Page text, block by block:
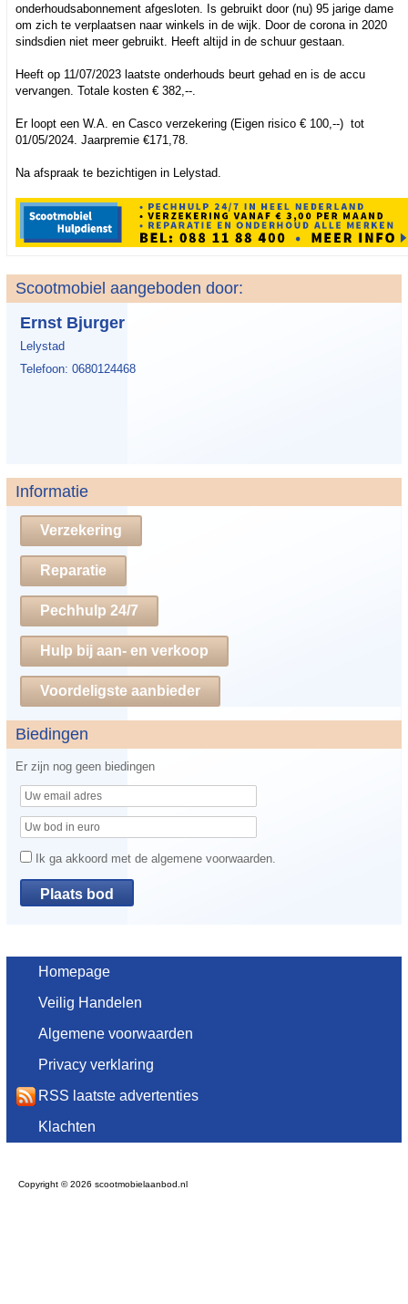
onderhoudsabonnement afgesloten. Is gebruikt door (nu) 95 jarige dame
om zich te verplaatsen naar winkels in de wijk. Door de corona in 2020
sindsdien niet meer gebruikt. Heeft altijd in de schuur gestaan.
Heeft op 11/07/2023 laatste onderhouds beurt gehad en is de accu
vervangen. Totale kosten € 382,--.
Er loopt een W.A. en Casco verzekering (Eigen risico € 100,--) tot
01/05/2024. Jaarpremie €171,78.
Na afspraak te bezichtigen in Lelystad.
Scootmobiel aangeboden door:
Ernst Bjurger
Lelystad
Telefoon: 0680124468
Informatie
Verzekering
Reparatie
Pechhulp 24/7
Hulp bij aan- en verkoop
Voordeligste aanbieder
Biedingen
Er zijn nog geen biedingen
Ik ga akkoord met de algemene voorwaarden.
Homepage
Veilig Handelen
Algemene voorwaarden
Privacy verklaring
RSS laatste advertenties
Klachten
Copyright © 2026 scootmobielaanbod.nl